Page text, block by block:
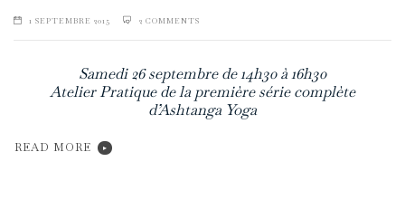
1 SEPTEMBRE 2015 2 COMMENTS
Samedi 26 septembre de 14h30 à 16h30
Atelier Pratique de la première série complète
d’Ashtanga Yoga
READ MORE